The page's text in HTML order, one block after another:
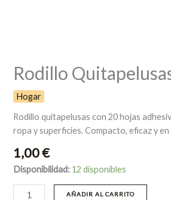
Rodillo
Hogar
Rodillo quitapelusas con 20 hojas
ropa y superficies. Compacto, eficaz y
1,00€
Disponibilidad: 12 disponibles
AÑADIR AL CARRITO